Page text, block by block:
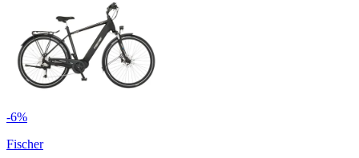
-6%
Fischer